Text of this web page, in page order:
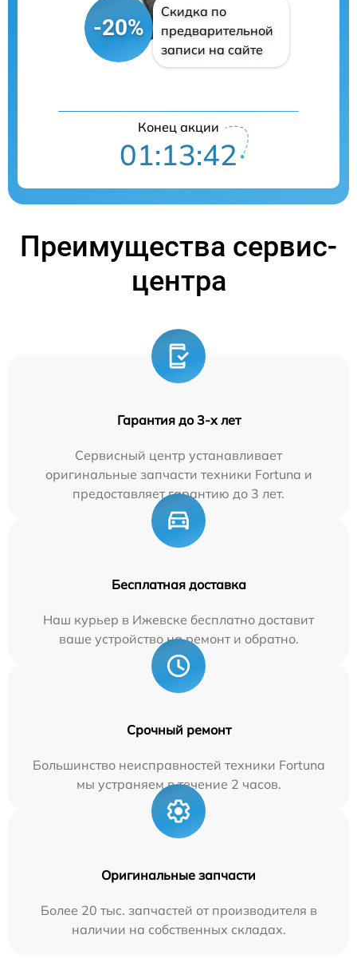
-20%
Скидка по
предварительной
записи на сайте
Конец акции
01:13:41
Преимущества сервис-
центра
Гарантия до 3-х лет
Сервисный центр устанавливает
оригинальные запчасти техники Fortuna и
предоставляет гарантию до 3 лет.
Бесплатная доставка
Наш курьер в Ижевске бесплатно доставит
ваше устройство на ремонт и обратно.
Срочный ремонт
Большинство неисправностей техники Fortuna
мы устраняем в течение 2 часов.
Оригинальные запчасти
Более 20 тыс. запчастей от производителя в
наличии на собственных складах.